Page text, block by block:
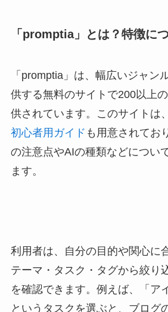
「promptia」とは？特徴に
「promptia」は、幅広いジャン
供する無料のサイトで200以上
供されています。このサイトは、
初心者用ガイド も用意されてお
の注意点やAIの種類などについ
ます。
利用者は、自分の目的や関心に
テーマ・タスク・タグから絞り
を確認できます。例えば、「ア
というタスクを選ぶと、ブログ